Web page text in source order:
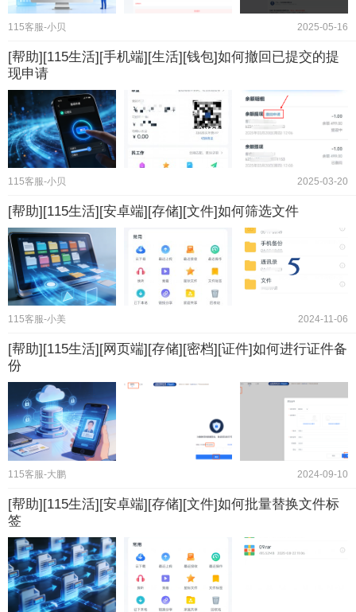
115客服-小贝 2025-05-16
[帮助][115生活][手机端][生活][钱包]如何撤回已提交的提
现申请
115客服-小贝 2025-03-20
[帮助][115生活][安卓端][存储][文件]如何筛选文件
115客服-小美 2024-11-06
[帮助][115生活][网页端][存储][密档][证件]如何进行证件备
份
115客服-大鹏 2024-09-10
[帮助][115生活][安卓端][存储][文件]如何批量替换文件标
签